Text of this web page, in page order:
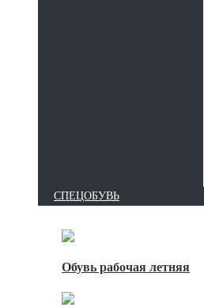
СПЕЦОБУВЬ
Обувь рабочая летняя